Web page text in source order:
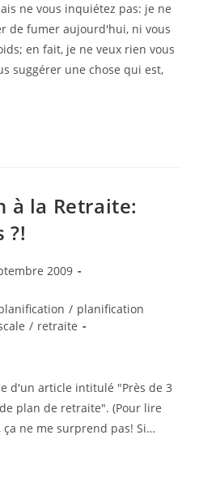
ne vous inquiétez pas: je ne
de fumer aujourd'hui, ni vous
en fait, je ne veux rien vous
suggérer une chose qui est,
à la Retraite:
?!
2009
/ planification
/ retraite
d'un article intitulé "Près de 3
plan de retraite". (Pour lire
ne me surprend pas! Si…